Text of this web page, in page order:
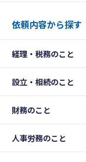
依頼内容から探す
経理・税務のこと
設立・相続のこと
財務のこと
人事労務のこと